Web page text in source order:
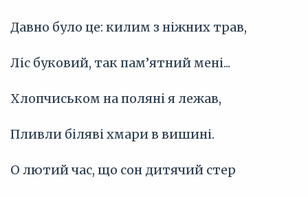
Давно було це: килим з ніжних трав,
Ліс буковий, так пам’ятний мені...
Хлопчиськом на поляні я лежав,
Пливли біляві хмари в вишині.
O лютий час, що сон дитячий стер